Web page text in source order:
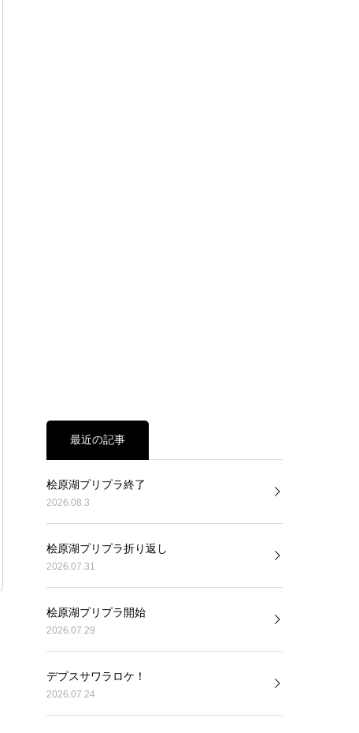
最近の記事
桧原湖プリプラ終了
2026.08.3
桧原湖プリプラ折り返し
2026.07.31
桧原湖プリプラ開始
2026.07.29
デプスサワラロケ！
2026.07.24